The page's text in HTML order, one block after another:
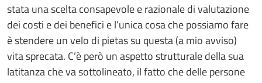
stata una scelta consapevole e razionale di valutazione
dei costi e dei benefici e l’unica cosa che possiamo fare
è stendere un velo di pietas su questa (a mio avviso)
vita sprecata. C’è però un aspetto strutturale della sua
latitanza che va sottolineato, il fatto che delle persone